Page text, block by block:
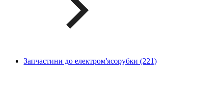
Запчастини до електром'ясорубки (221)